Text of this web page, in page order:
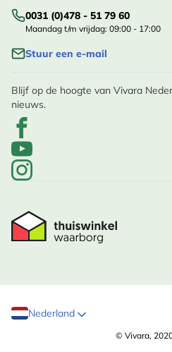
0031 (0)478 - 51 79 60
Maandag t/m vrijdag: 09:00 - 17:00
Stuur een e-mail
Blijf op de hoogte van Vivara
nieuws.
Nederland
© Vivara,